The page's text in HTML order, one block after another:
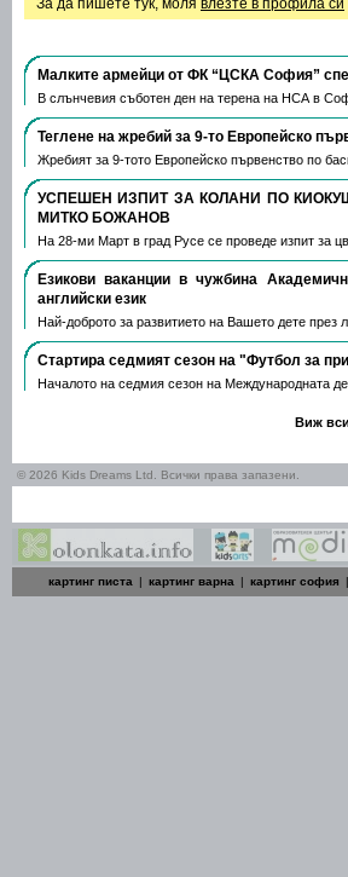
За да пишете тук, моля влезте в профила си
Малките армейци от ФК “ЦСКА София”
В слънчевия съботен ден на терена на НСА в
Теглене на жребий за 9-то Европейско
Жребият за 9-тото Европейско първенство по
УСПЕШЕН ИЗПИТ ЗА КОЛАНИ ПО
МИТКО БОЖАНОВ
На 28-ми Март в град Русе се проведе изпит за
Езикови ваканции​ в чужбина
английски език
Най-доброто за развитието на Вашето дете през
Стартира седмият сезон на "Футбол за
Началото на седмия сезон на Международната
Виж
© 2026 Kids Dreams Ltd. Всички права запазени.
картинг писта картинг варна картинг софия